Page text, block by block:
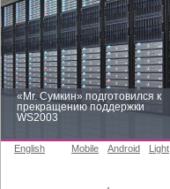
«Mr. Сумкин» подготовился к
прекращению поддержки
WS2003
English Mobile Android Light